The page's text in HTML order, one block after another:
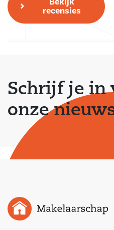
Schrijf je in
onze
recensies